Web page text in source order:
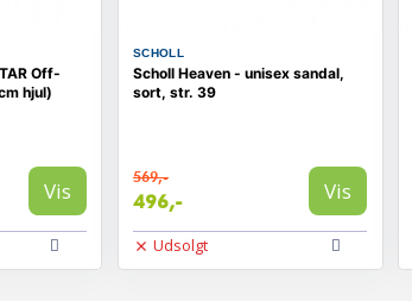
Off-
hjul)
Vis
SCHOLL
Scholl Heaven - unisex sandal,
sort, str. 39
569,-
496,- Vis
Udsolgt